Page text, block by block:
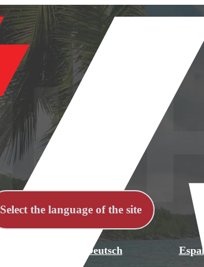
Select the language of the site
Deutsch